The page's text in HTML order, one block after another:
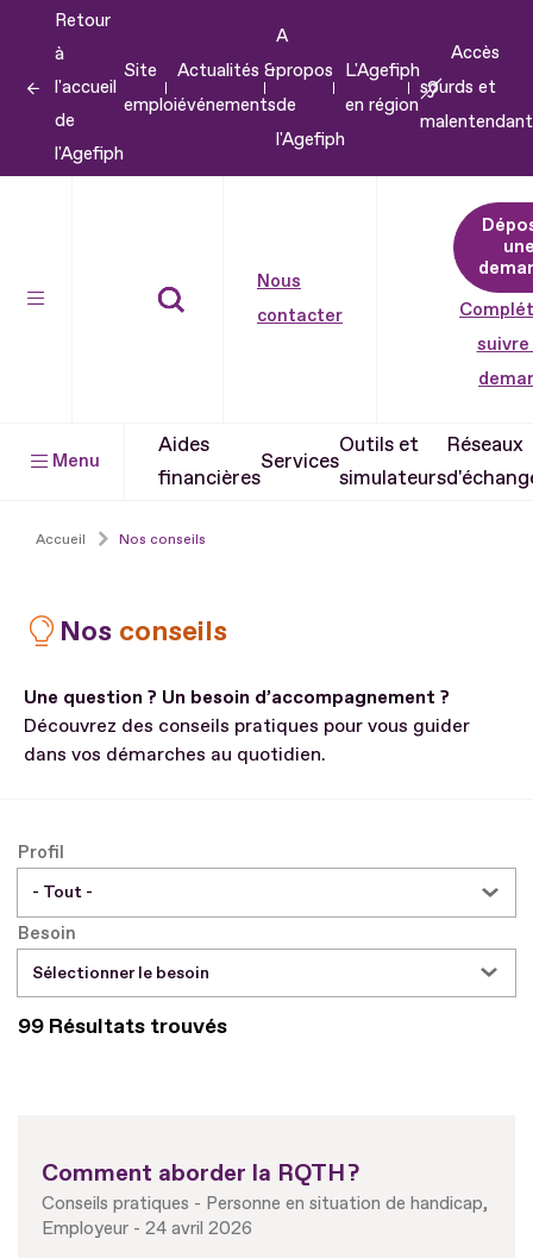
contenu
Retour
à
l'accueil
de
l'Agefiph
Site
emploi
Actualités &
événements
A
propos
de
l'Agefiph
L'Agefiph
en région
Accès
sourds et
Nous
contacter
suivre
Menu
Aides
financières
Services
Outils et
simulateurs
Réseaux
Accueil Nos conseils
Nos conseils
Une question ? Un besoin d’accompagnement ?
Découvrez des conseils pratiques pour vous guider
dans vos démarches au quotidien.
Profil
Besoin
Sélectionner le besoin
99 Résultats trouvés
Comment aborder la RQTH ?
Conseils pratiques
Personne en situation de handicap
Employeur
24 avril 2026